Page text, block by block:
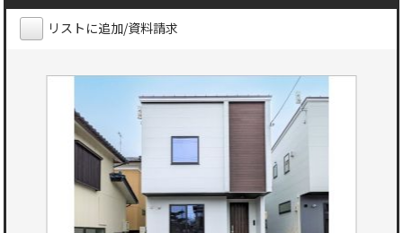
リストに追加/資料請求